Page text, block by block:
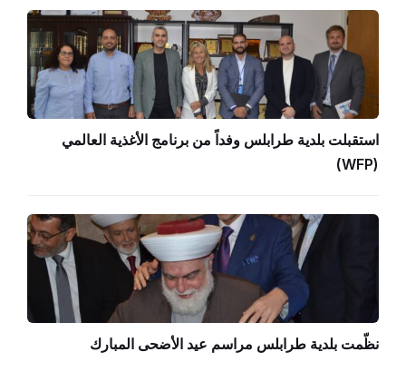
استقبلت بلدية طرابلس وفداً من برنامج الأغذية العالمي
(WFP)
نظّمت بلدية طرابلس مراسم عيد الأضحى المبارك